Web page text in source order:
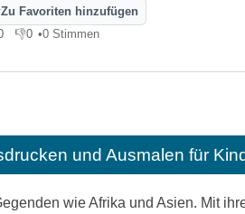
Zu Favoriten hinzufügen
mir
👎0
Gefällt mir nicht
•0 Stimmen
und Ausmalen für
wie Afrika und Asien. Mit